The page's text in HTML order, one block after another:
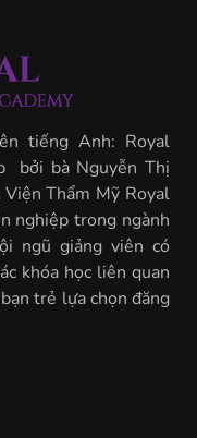
tiếng Anh: Royal
bởi bà Nguyễn Thị
Thẩm Mỹ Royal
nghiệp trong ngành
ngũ giảng viên có
khóa học liên quan
trẻ lựa chọn đăng